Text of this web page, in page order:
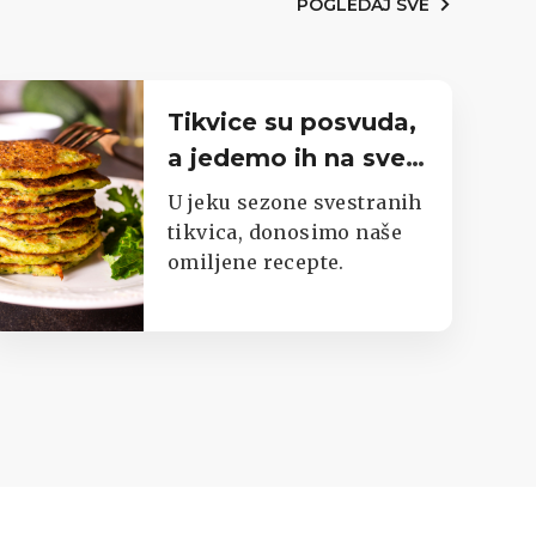
POGLEDAJ SVE
Tikvice su posvuda,
a jedemo ih na sve
moguće načine.
Imamo top listu
U jeku sezone svestranih
tikvica, donosimo naše
omiljene recepte.